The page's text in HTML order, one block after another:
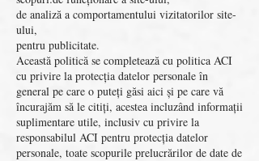
de analiză a comportamentului vizitatorilor site-
ului,
pentru publicitate.
Această politică se completează cu politica ACI
cu privire la protecția datelor personale în
general pe care o puteți găsi aici și pe care vă
încurajăm să le citiți, acestea incluzând informații
suplimentare utile, inclusiv cu privire la
responsabilul ACI pentru protecția datelor
personale, toate scopurile prelucrărilor de date de